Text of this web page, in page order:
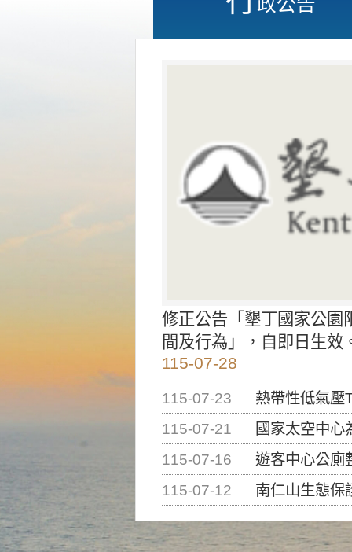
修正公告「墾丁國家公園
間及行為」，自即日生效
115-07-28
115-07-23
熱帶性低氣壓
115-07-21
國家太空中心為辦理
115-07-16
遊客中心公廁
115-07-12
南仁山生態保護區步道已完成